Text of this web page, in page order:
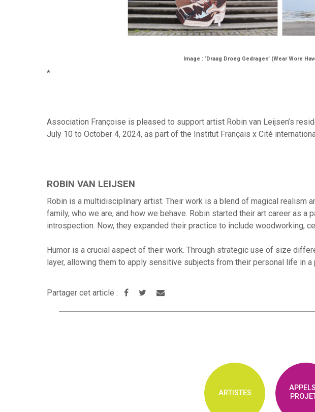
Image : ‘Draag Droeg Gedragen’ (Wear Wore
*
Association Françoise is pleased to support artist Robin van Leijsen’s
July 10 to October 4, 2024, as part of the Institut Français x Cité
ROBIN VAN LEIJSEN
Robin is a multidisciplinary artist. Their work is a blend of magical realism
family, who we are, and how we behave. Robin started their art career as
introspection. Now, they expanded their practice to include woodworking,
Humor is a crucial aspect of their work. Through strategic use of size
layer, allowing them to apply sensitive subjects from their personal life in a
Partager cet article :
ARTISTES